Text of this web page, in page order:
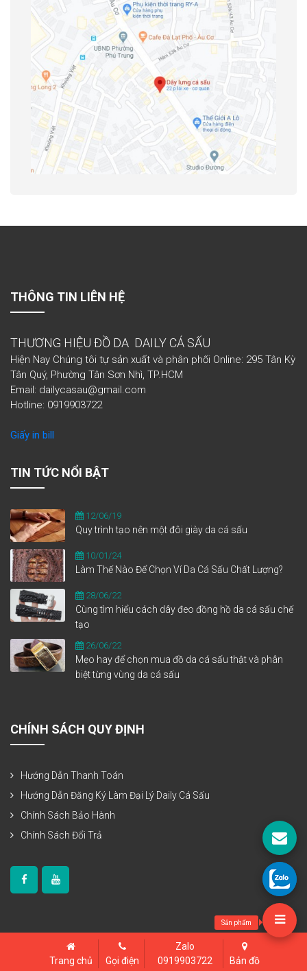
THÔNG TIN LIÊN HỆ
THƯƠNG HIỆU ĐỒ DA DAILY CÁ SẤU
Hiện Nay Chúng tôi tự sản xuất và phân phối Online: 295 Tân Kỳ
Tân Quý, Phường Tân Sơn Nhì, TP.HCM
Email: dailycasau@gmail.com
Hotline: 0919903722
Giấy in bill
TIN TỨC NỔI BẬT
12/06/19
Quy trình tạo nên một đôi giày da cá sấu
10/01/24
Làm Thế Nào Để Chọn Ví Da Cá Sấu Chất Lượng?
28/06/22
Cùng tìm hiểu cách dây đeo đồng hồ da cá sấu chế
tạo
26/06/22
Mẹo hay để chọn mua đồ da cá sấu thật và phân
biệt từng vùng da cá sấu
CHÍNH SÁCH QUY ĐỊNH
Hướng Dẫn Thanh Toán
Hướng Dẫn Đăng Ký Làm Đại Lý Daily Cá Sấu
Chính Sách Bảo Hành
Chính Sách Đổi Trả
Bản quyền thuộc www.dailycasau.vn
Trang chủ Gọi điện
Zalo
0919903722
Bản đồ
Sản phẩm